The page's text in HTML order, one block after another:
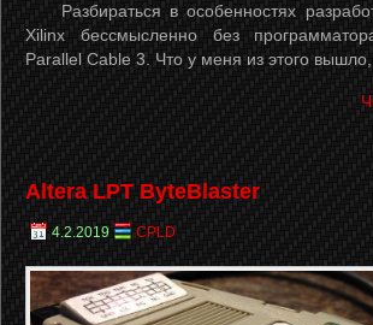
Разбираться в особенностях
Xilinx бессмысленно без
Parallel Cable 3. Что у меня из этого вышло,
Altera LPT ByteBlaster
4.2.2019 CPLD